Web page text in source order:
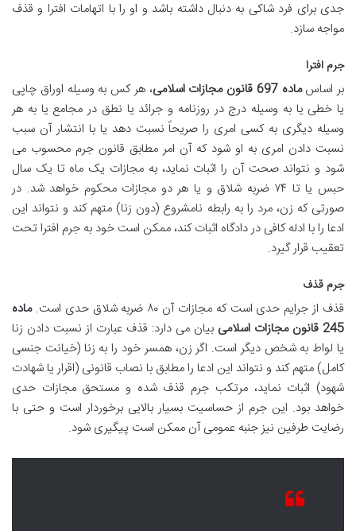
جدی برای فرد شاکی به دنبال داشته باشد و او را با اتهامات افترا و قذف
مواجه سازد.
جرم افترا
بر اساسماده 697 قانون مجازات اسلامی
، هر کس به وسیله اوراق چاپی
یا خطی یا به وسیله درج در روزنامه و جرائد یا نطق در مجامع یا به هر
وسیله دیگری به کسی امری را صریحاً نسبت دهد یا با انتشار آن سبب
نسبت دادن امری به او شود که آن امر مطابق قانون جرم محسوب می
شود و نتواند صحت آن را اثبات نماید، به مجازات یک ماه تا یک سال
حبس یا تا ۷۴ ضربه شلاق و یا هر دو مجازات محکوم خواهد شد. در
صورتی که زن، مرد را به رابطه نامشروع (دون زنا) متهم کند و نتواند این
ادعا را با ادله کافی در دادگاه اثبات کند، ممکن است خود به جرم افترا تحت
تعقیب قرار گیرد.
جرم قذف
قذف از جرایم حدی است که مجازات آن ۸۰ ضربه شلاق حدی است.
ماده
245 قانون مجازات اسلامی
بیان می دارد: قذف عبارت از نسبت دادن زنا
یا لواط به شخص دیگر است. اگر زن، همسر خود را به زنا (خیانت جنسی
کامل) متهم کند و نتواند این ادعا را مطابق با نصاب قانونی (اقرار یا شهادت
شهود) اثبات نماید، مرتکب جرم قذف شده و مستحق مجازات حدی
خواهد بود. این جرم از حساسیت بسیار بالایی برخوردار است و حتی با
رضایت طرفین نیز جنبه عمومی آن ممکن است پیگیری شود.